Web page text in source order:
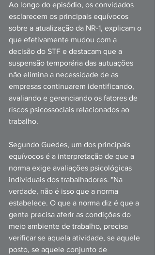
Ao longo do episódio, os convidados
esclarecem os principais equívocos
sobre a atualização da NR-1, explicam o
que efetivamente mudou com a
decisão do STF e destacam que a
suspensão temporária das autuações
não elimina a necessidade de as
empresas continuarem identificando,
avaliando e gerenciando os fatores de
riscos psicossociais relacionados ao
trabalho.
Segundo Guedes, um dos principais
equívocos é a interpretação de que a
norma exige avaliações psicológicas
individuais dos trabalhadores. "Na
verdade, não é isso que a norma
estabelece. O que a norma diz é que a
gente precisa aferir as condições do
meio ambiente de trabalho, precisa
verificar se aquela atividade, se aquele
posto, se aquele conjunto de